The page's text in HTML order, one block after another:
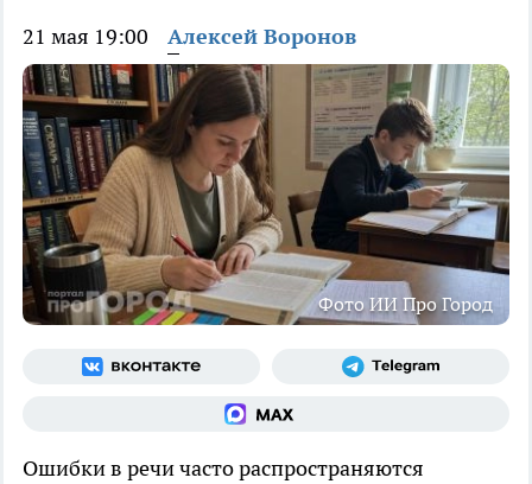
21 мая 19:00 Алексей Воронов
Фото ИИ Про Город
Ошибки в речи часто распространяются